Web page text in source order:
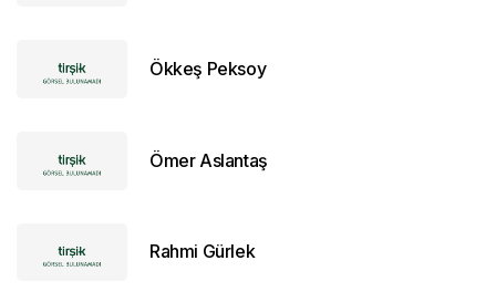
Ökkeş Peksoy
Ömer Aslantaş
Rahmi Gürlek